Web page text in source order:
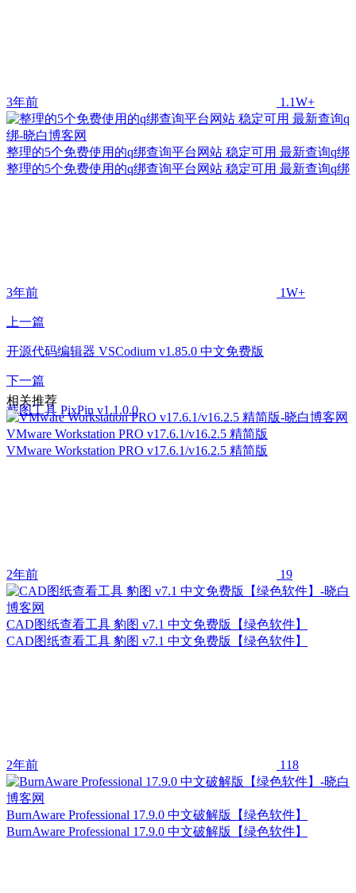
3年前 1.1W+
整理的5个免费使用的q绑查询平台网站 稳定可用 最新查询q绑
整理的5个免费使用的q绑查询平台网站 稳定可用 最新查询q绑
3年前 1W+
上一篇
开源代码编辑器 VSCodium v1.85.0 中文免费版
下一篇
截图工具 PixPin v1.1.0.0
相关推荐
VMware Workstation PRO v17.6.1/v16.2.5 精简版
VMware Workstation PRO v17.6.1/v16.2.5 精简版
2年前 19
CAD图纸查看工具 豹图 v7.1 中文免费版【绿色软件】
CAD图纸查看工具 豹图 v7.1 中文免费版【绿色软件】
2年前 118
BurnAware Professional 17.9.0 中文破解版【绿色软件】
BurnAware Professional 17.9.0 中文破解版【绿色软件】